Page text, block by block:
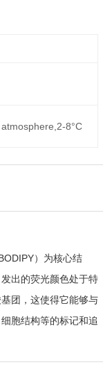
8°C
）为核心结
出的荧光颜色处于特
团，这使得它能够与
胞结构等的标记和追